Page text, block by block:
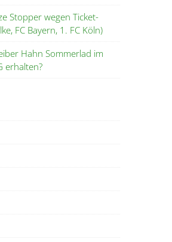
Stopper wegen Ticket-
FC Bayern, 1. FC Köln)
Hahn Sommerlad im
erhalten?